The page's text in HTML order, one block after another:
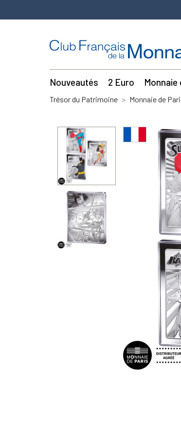
Nouveautés 2 Euro Monnaie
Trésor du Patrimoine Monnaie de